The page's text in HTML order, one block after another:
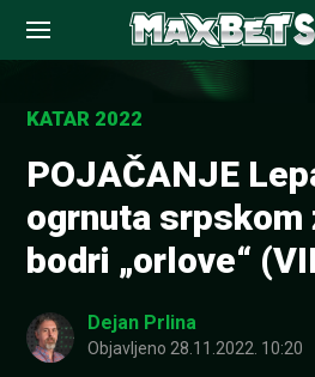
contentKATAR 2022
POJAČANJE
ogrnuta srpskom
bodri „orlove“
Dejan Prlina
Objavljeno 28.11.2022. 10:20